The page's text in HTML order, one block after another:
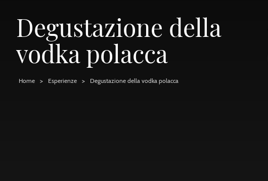
Degustazione della
vodka polacca
Home Esperienze Degustazione della vodka polacca